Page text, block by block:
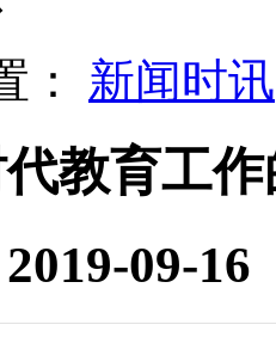
： 新闻时讯
教育工
09-16